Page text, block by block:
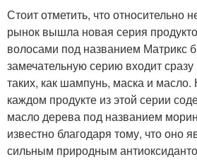
Стоит отметить, что относительно
рынок вышла новая серия
волосами под названием Матрикс
замечательную серию входит сразу
таких, как шампунь, маска и масло.
каждом продукте из этой серии
масло дерева под названием
известно благодаря тому, что оно
сильным природным